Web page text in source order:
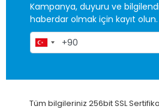
Kampanya, duyuru ve
haberdar olmak için kayıt olun.
Tüm bilgileriniz 256bit SSL